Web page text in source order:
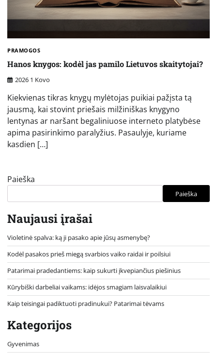
PRAMOGOS
Hanos knygos: kodėl jas pamilo Lietuvos skaitytojai?
2026 1 Kovo
Kiekvienas tikras knygų mylėtojas puikiai pažįsta tą
jausmą, kai stovint priešais milžiniškas knygyno
lentynas ar naršant begaliniuose interneto platybėse
apima pasirinkimo paralyžius. Pasaulyje, kuriame
kasdien […]
Paieška
Paieška
Naujausi įrašai
Violetinė spalva: ką ji pasako apie jūsų asmenybę?
Kodėl pasakos prieš miegą svarbios vaiko raidai ir poilsiui
Patarimai pradedantiems: kaip sukurti įkvepiančius piešinius
Kūrybiški darbeliai vaikams: idėjos smagiam laisvalaikiui
Kaip teisingai padiktuoti pradinukui? Patarimai tėvams
Kategorijos
Gyvenimas